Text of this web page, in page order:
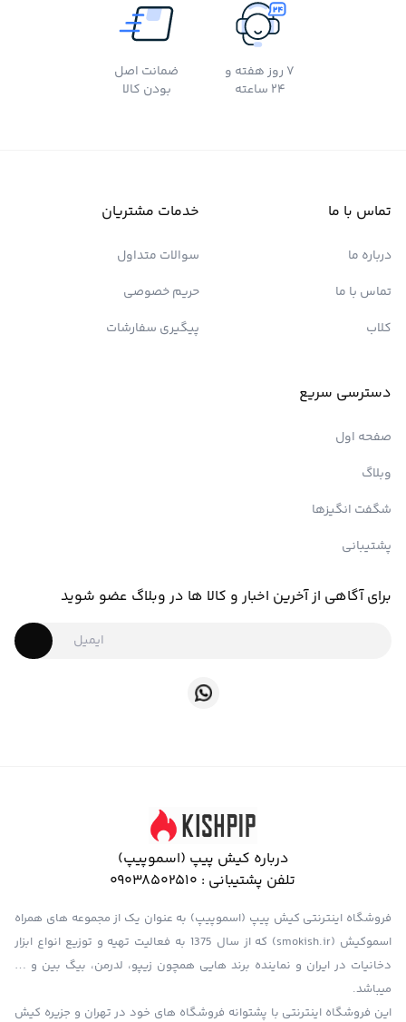
7 روز هفته و
24 ساعته
ضمانت اصل
بودن کالا
تماس با ما
درباره ما
تماس با ما
کلاب
خدمات مشتریان
سوالات متداول
حریم خصوصی
پیگیری سفارشات
دسترسی سریع
صفحه اول
وبلاگ
شگفت انگیزها
پشتیبانی
برای آگاهی از آخرین اخبار و کالا ها در وبلاگ عضو شوید
درباره کیش پیپ (اسموپیپ)
تلفن پشتیبانی : 09038502510
فروشگاه اینترنتی کیش پیپ (اسموپیپ) به عنوان یک از مجموعه های همراه
اسموکیش (smokish.ir) که از سال 1375 به فعالیت تهیه و توزیع انواع ابزار
دخانیات در ایران و نماینده برند هایی همچون زیپو، لدرمن، بیگ بین و …
میباشد.
این فروشگاه اینترنتی با پشتوانه فروشگاه های خود در تهران و جزیره کیش